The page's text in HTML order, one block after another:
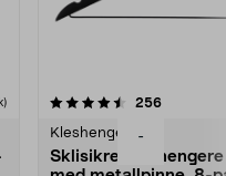
-
256
Kleshengere
Sklisikre
4.5av 5 stjerner